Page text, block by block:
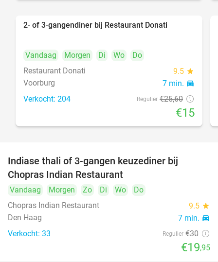
food
food
2- of 3-gangendiner bij Restaurant Donati
Vandaag Morgen Di Wo
Do
Restaurant Donati
9.5 star
Voorburg 7 min. directions_car
Verkocht: 204 Regulier €25,60
€15
Indiase thali of 3-gangen keuzediner bij
Chopras Indian Restaurant
Vandaag Morgen Zo Di Wo
Do
Chopras Indian Restaurant
9.5 star
Den Haag 7 min. directions_car
Verkocht: 33 Regulier €30
€19,95